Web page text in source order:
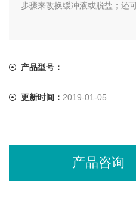
步骤来改换缓冲液或脱盐；还
产品型号：
更新时间： 2019-01-05
产品咨询